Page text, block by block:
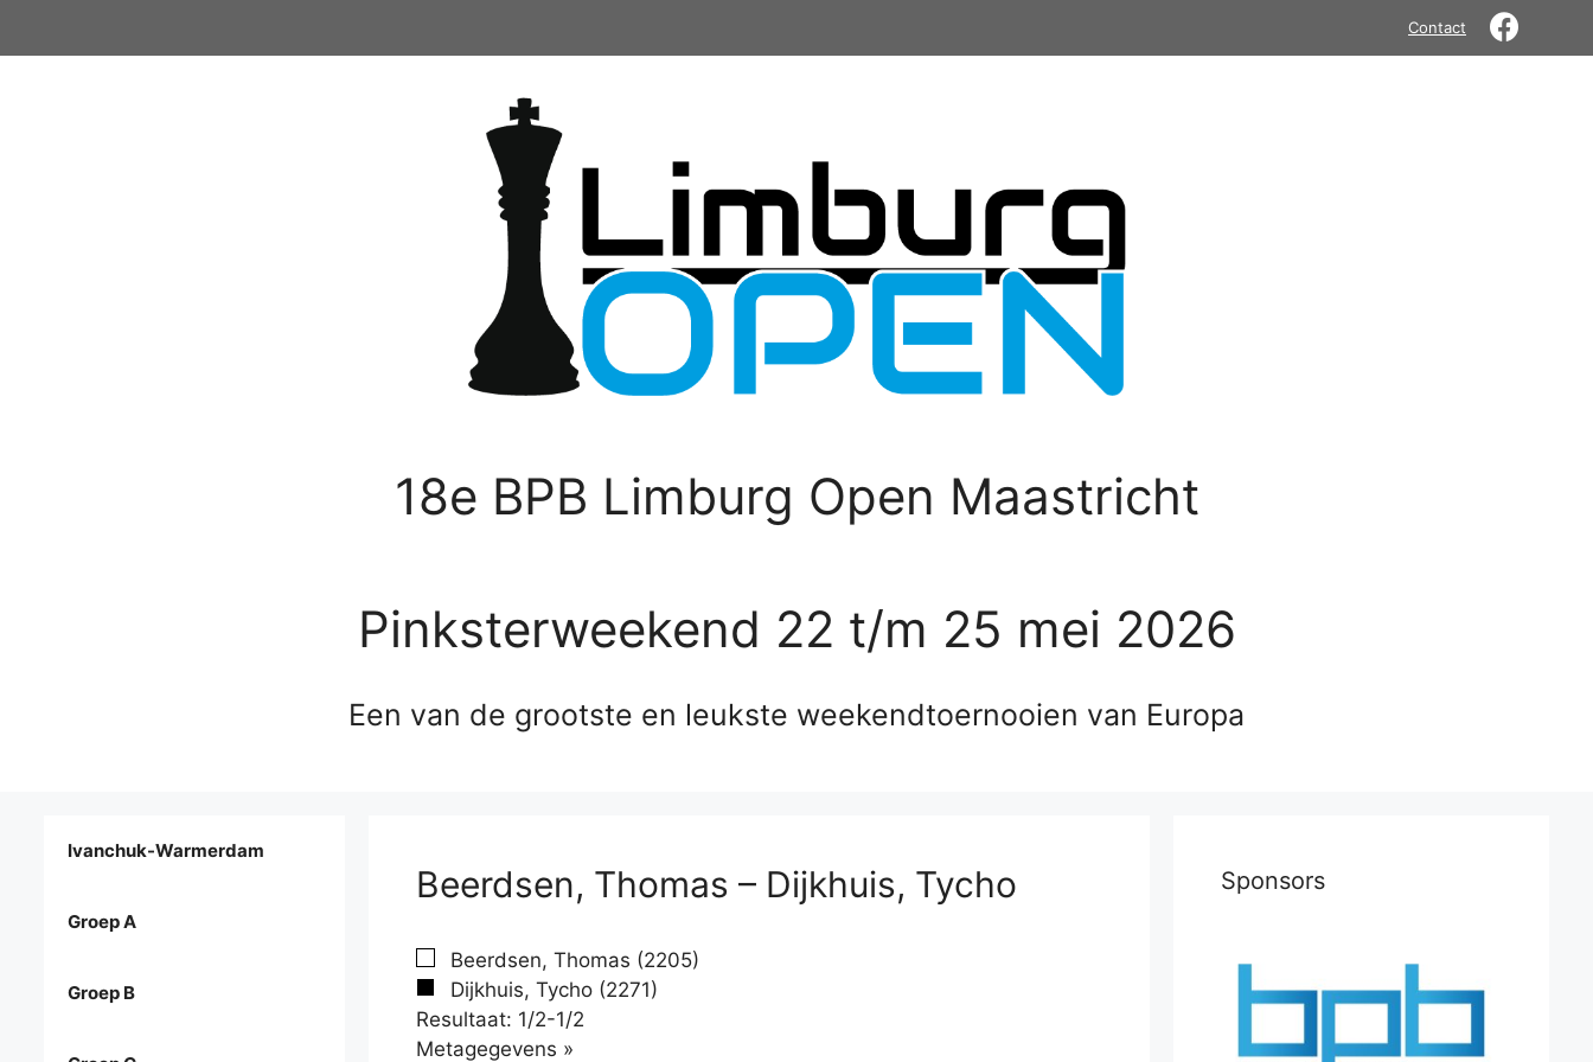
Contact
18e BPB Limburg Open Maastricht
Pinksterweekend 22 t/m 25 mei 2026
Een van de grootste en leukste weekendtoernooien van Europa
Beerdsen, Thomas – Dijkhuis, Tycho
Beerdsen, Thomas (2205)
Dijkhuis, Tycho (2271)
Resultaat: 1/2-1/2
Metagegevens »
Ivanchuk-Warmerdam
Groep A
Groep B
Sponsors